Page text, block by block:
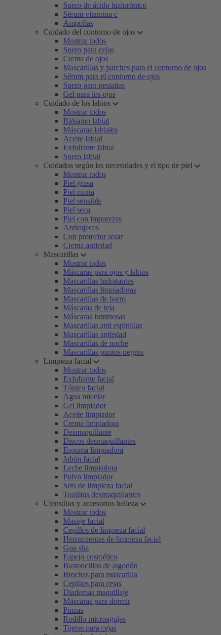
Suero de ácido hialurónico
Sérum vitamina c
Ampollas
Cuidado del contorno de ojos
Mostrar todos
Suero para cejas
Crema de ojos
Mascarillas y parches para el contorno de ojos
Sérum para el contorno de ojos
Suero para pestañas
Gel para los ojos
Cuidado de los labios
Mostrar todos
Bálsamo labial
Máscaras labiales
Aceite labial
Exfoliante labial
Suero labial
Cuidados según las necesidades y el tipo de piel
Mostrar todos
Piel grasa
Piel mixta
Piel sensible
Piel seca
Piel con impurezas
Antirojeces
Con protector solar
Crema antiedad
Mascarillas
Mostrar todos
Máscaras para ojos y labios
Mascarillas hidratantes
Mascarillas limpiadoras
Mascarillas de barro
Máscaras de tela
Máscaras luminosas
Mascarillas anti espinillas
Mascarillas antiedad
Mascarillas de noche
Mascarillas puntos negros
Limpieza facial
Mostrar todos
Exfoliante facial
Tónico facial
Agua micelar
Gel limpiador
Aceite limpiador
Crema limpiadora
Desmaquillante
Discos desmaquillantes
Espuma limpiadora
Jabón facial
Leche limpiadora
Polvo limpiador
Sets de limpieza facial
Toallitas desmaquillantes
Utensilios y accesorios belleza
Mostrar todos
Masaje facial
Cepillos de limpieza facial
Herramientas de limpieza facial
Gua sha
Espejo cosmético
Bastoncillos de algodón
Brochas para mascarilla
Cepillos para cejas
Diademas maquillaje
Máscaras para dormir
Pinzas
Rodillo microagujas
Tijeras para cejas